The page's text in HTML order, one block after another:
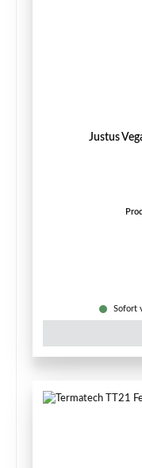
Justus
Sofort